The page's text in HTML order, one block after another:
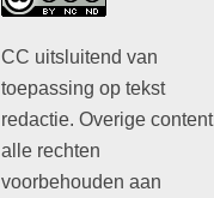
CC uitsluitend van
toepassing op tekst
redactie. Overige content
alle rechten
voorbehouden aan